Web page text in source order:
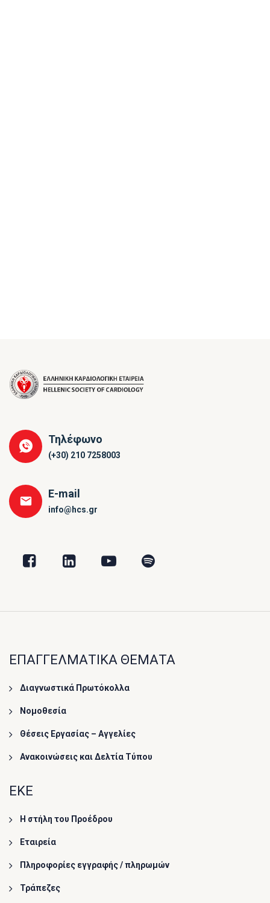
Τηλέφωνο
(+30) 210 7258003
E-mail
info@hcs.gr
ΕΠΑΓΓΕΛΜΑΤΙΚΑ ΘΕΜΑΤΑ
Διαγνωστικά Πρωτόκολλα
Νομοθεσία
Θέσεις Εργασίας – Αγγελίες
Ανακοινώσεις και Δελτία Τύπου
ΕΚΕ
Η στήλη του Προέδρου
Εταιρεία
Πληροφορίες εγγραφής / πληρωμών
Τράπεζες